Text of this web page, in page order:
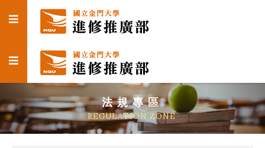
法規專區
REGULATION ZONE